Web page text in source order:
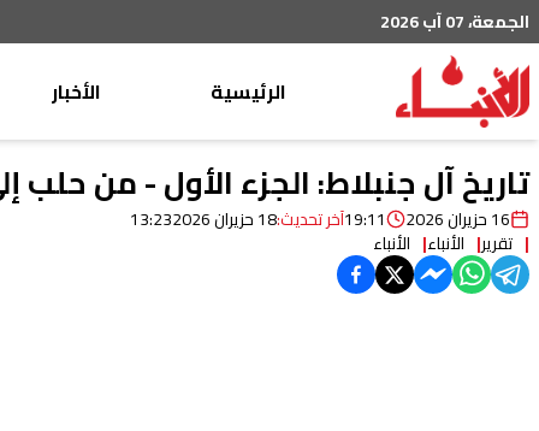
الجمعة، 07 آب 2026
الرئيسية
الأخبار
عربي دولي
تاريخ آل جنبلاط: الجزء الأول - من حلب
16 حزيران 2026 19:11آخر تحديث:18 حزيران 2026 13:23
تقرير الأنباء الأنباء